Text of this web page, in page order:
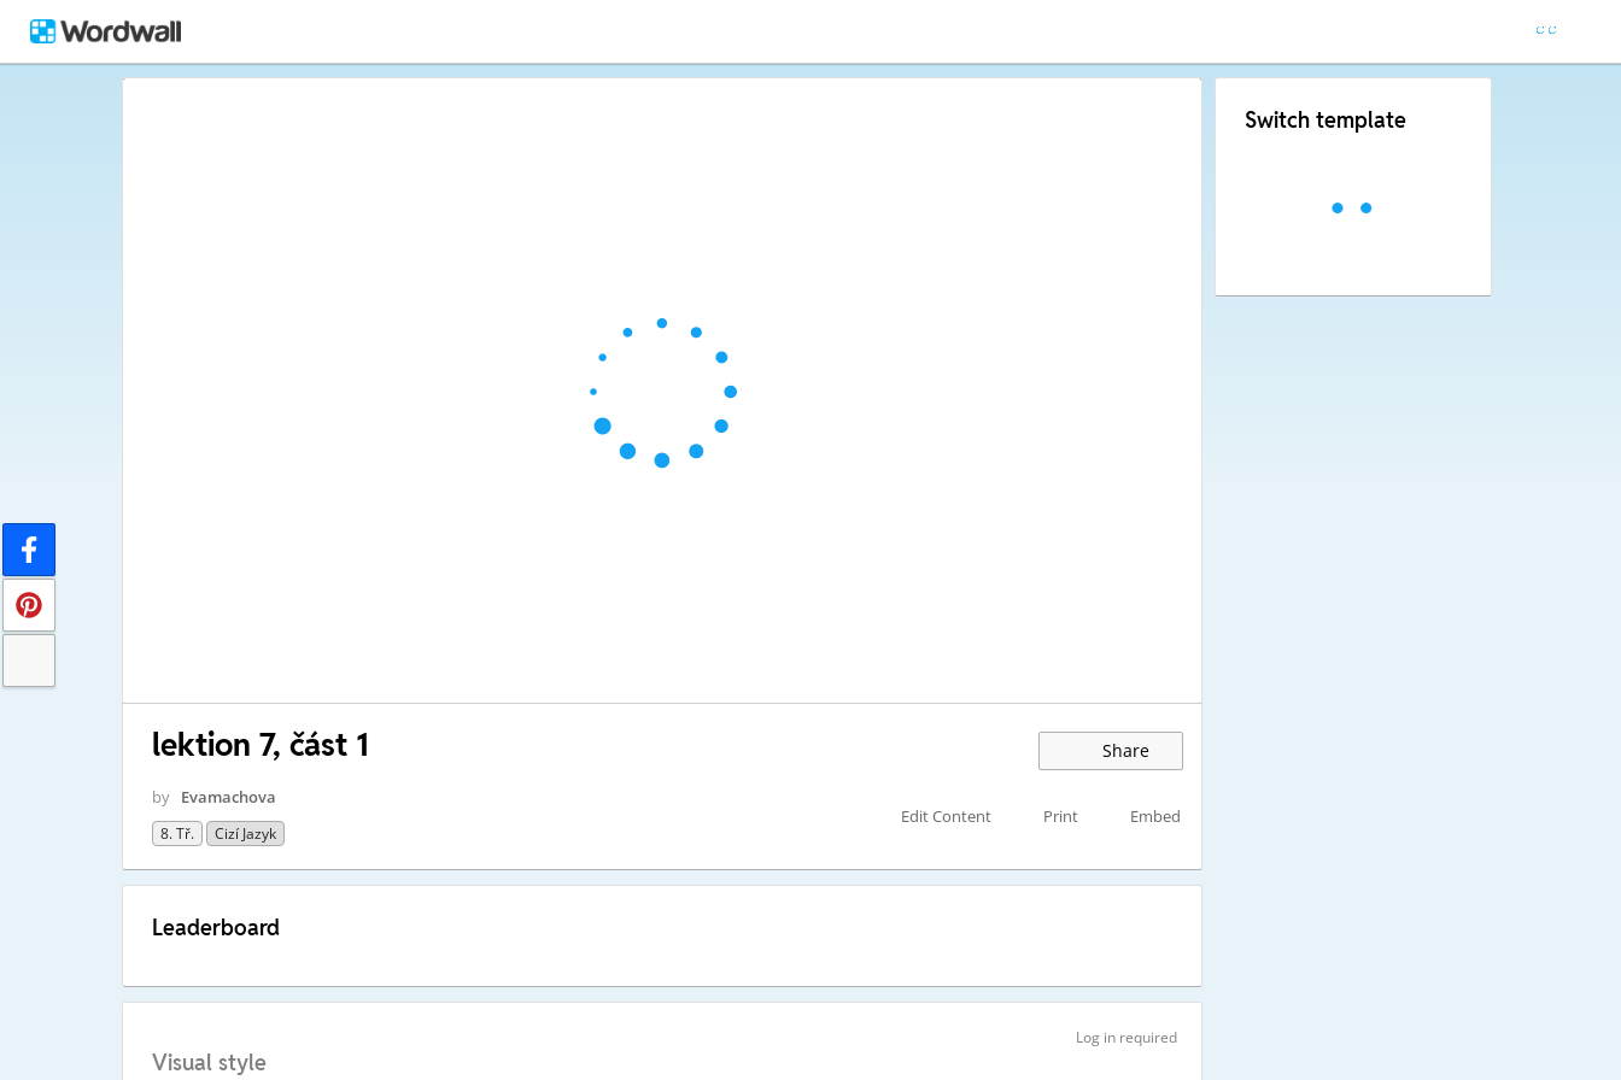
lektion 7, část 1 Share
by Evamachova
8. Tř. Cizí Jazyk
Edit Content Print Embed
Leaderboard
Log in required
Visual style
Switch template